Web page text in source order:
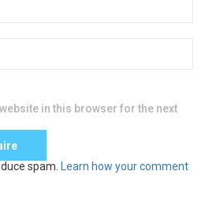
in this browser for the next
spam.
Learn how your comment